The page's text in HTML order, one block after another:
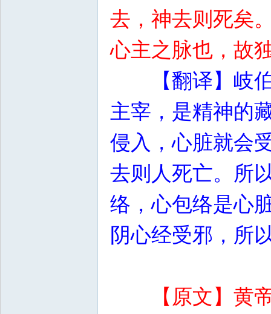
去，神去则死矣
心主之脉也，故
【翻译】岐
主宰，是精神的
侵入，心脏就会
去则人死亡。所
络，心包络是心
阴心经受邪，所
【原文】黄